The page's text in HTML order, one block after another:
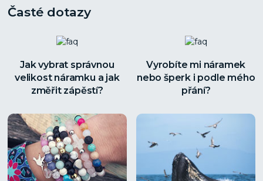
Časté dotazy
Jak vybrat správnou
velikost náramku a jak
změřit zápěstí?
Vyrobíte mi náramek
nebo šperk i podle mého
přání?